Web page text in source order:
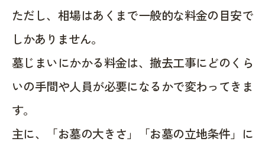
ただし、相場はあくまで一般的な料金の目安で
しかありません。
墓じまいにかかる料金は、撤去工事にどのくら
いの手間や人員が必要になるかで変わってきま
す。
主に、「お墓の大きさ」「お墓の立地条件」に